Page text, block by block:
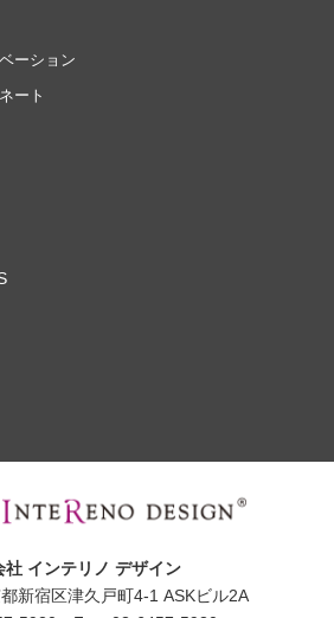
ーション
ート
社 インテリノ デザイン
新宿区津久戸町4-1 ASKビル2A